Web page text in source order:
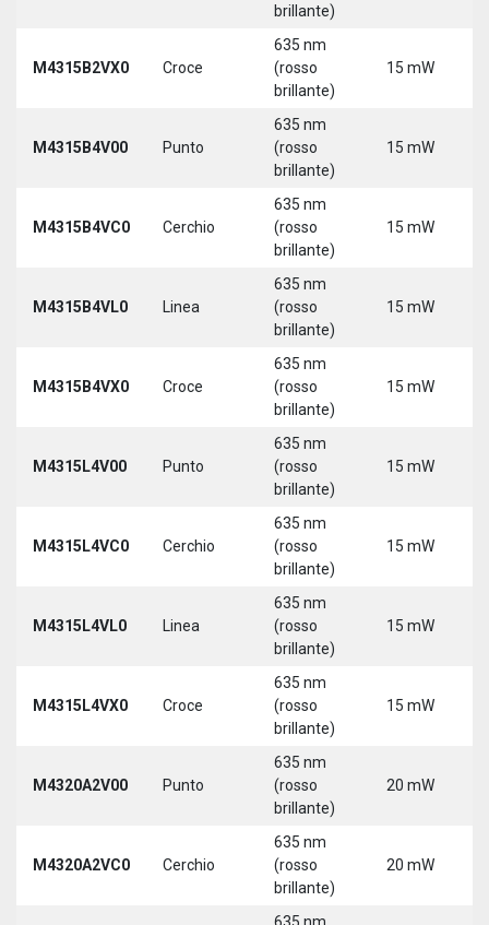
brillante)
M4315B2VX0 Croce
635 nm
(rosso
brillante)
15 mW
M4315B4V00 Punto
635 nm
(rosso
brillante)
15 mW
M4315B4VC0 Cerchio
635 nm
(rosso
brillante)
15 mW
M4315B4VL0 Linea
635 nm
(rosso
brillante)
15 mW
M4315B4VX0 Croce
635 nm
(rosso
brillante)
15 mW
M4315L4V00 Punto
635 nm
(rosso
brillante)
15 mW
M4315L4VC0 Cerchio
635 nm
(rosso
brillante)
15 mW
M4315L4VL0 Linea
635 nm
(rosso
brillante)
15 mW
M4315L4VX0 Croce
635 nm
(rosso
brillante)
15 mW
M4320A2V00 Punto
635 nm
(rosso
brillante)
20 mW
M4320A2VC0 Cerchio
635 nm
(rosso
brillante)
20 mW